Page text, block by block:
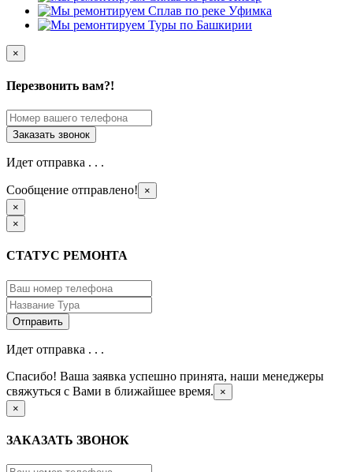
×
Перезвонить вам?!
Идет отправка . . .
Сообщение отправлено!
×
×
×
СТАТУС РЕМОНТА
Идет отправка . . .
Спасибо! Ваша заявка успешно принята, наши менеджеры
свяжуться с Вами в ближайшее время.
×
×
ЗАКАЗАТЬ ЗВОНОК